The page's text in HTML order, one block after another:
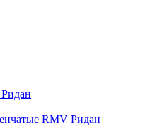
RMV Ридан